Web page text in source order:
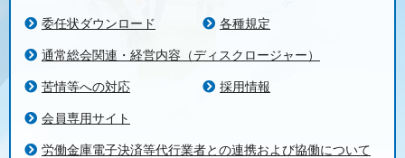
委任状ダウンロード 各種規定
通常総会関連・経営内容（ディスクロージャー）
苦情等への対応 採用情報
会員専用サイト
労働金庫電子決済等代行業者との連携および協働について